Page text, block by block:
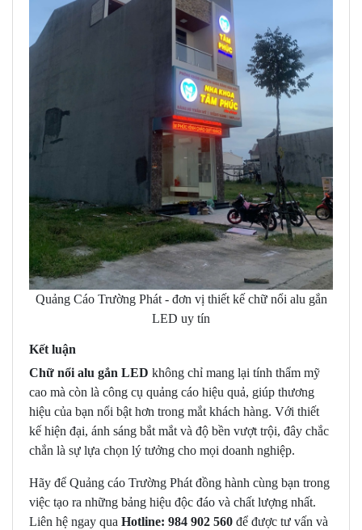
Quảng Cáo Trường Phát - đơn vị thiết kế chữ nổi alu gắn
LED uy tín
Kết luận
Chữ nổi alu gắn LED không chỉ mang lại tính thẩm mỹ
cao mà còn là công cụ quảng cáo hiệu quả, giúp thương
hiệu của bạn nổi bật hơn trong mắt khách hàng. Với thiết
kế hiện đại, ánh sáng bắt mắt và độ bền vượt trội, đây chắc
chắn là sự lựa chọn lý tưởng cho mọi doanh nghiệp.
Hãy để Quảng cáo Trường Phát đồng hành cùng bạn trong
việc tạo ra những bảng hiệu độc đáo và chất lượng nhất.
Liên hệ ngay qua Hotline: 984 902 560 để được tư vấn và